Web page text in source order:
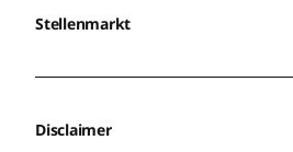
Stellenmarkt
Disclaimer